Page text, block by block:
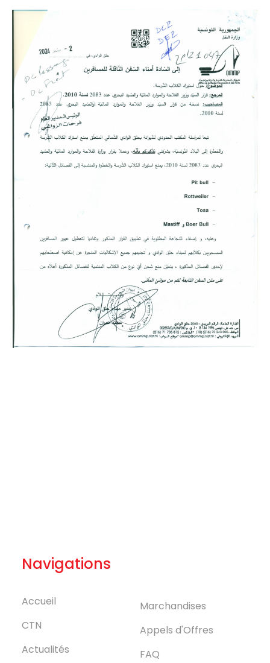
Navigations
Accueil
CTN
Actualités
Marchandises
Appels d'Offres
FAQ